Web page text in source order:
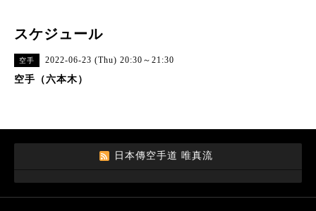
スケジュール
空手 2022-06-23 (Thu) 20:30～21:30
空手（六本木）
日本傳空手道 唯真流